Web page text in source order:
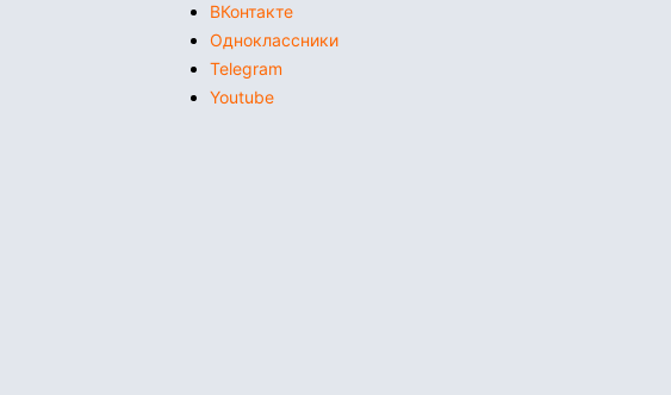
ВКонтакте
Одноклассники
Telegram
Youtube